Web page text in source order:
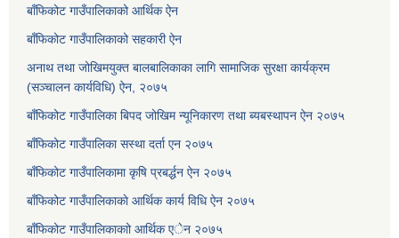
बाँफिकोट गाउँपालिकाको आर्थिक ऐन
बाँफिकोट गाउँपालिकाको सहकारी ऐन
अनाथ तथा जोखिमयुक्त बालबालिकाका लागि सामाजिक सुरक्षा कार्यक्रम
(सञ्चालन कार्यविधि) ऐन, २०७५
बाँफिकोट गाउँपालिका बिपद जोखिम न्यूनिकारण तथा ब्यबस्थापन ऐन २०७५
बाँफिकोट गाउँपालिका सस्था दर्ता एन २०७५
बाँफिकोट गाउँपालिकामा कृषि प्रबर्द्धन ऐन २०७५
बाँफिकोट गाउँपालिकाकाे आर्थिक कार्य विधि ऐन २०७५
बाँफिकोट गाउँपालिकाकाो आर्थिक एेन २०७५